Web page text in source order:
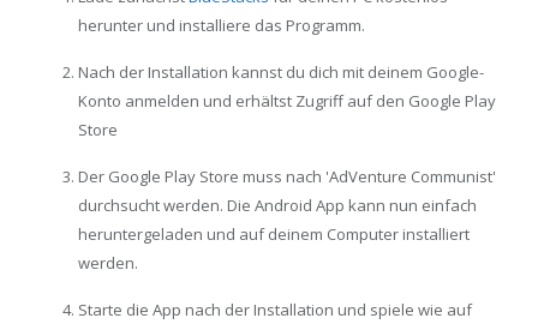
herunter und installiere das Programm.
Nach der Installation kannst du dich mit deinem Google-
Konto anmelden und erhältst Zugriff auf den Google Play
Store
Der Google Play Store muss nach 'AdVenture Communist'
durchsucht werden. Die Android App kann nun einfach
heruntergeladen und auf deinem Computer installiert
werden.
Starte die App nach der Installation und spiele wie auf